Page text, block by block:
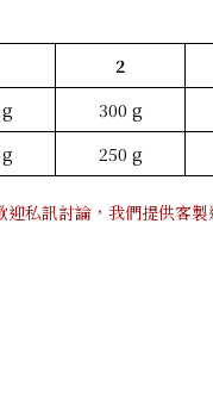
2
300 g
250 g
迎私訊討論，我們提供客製